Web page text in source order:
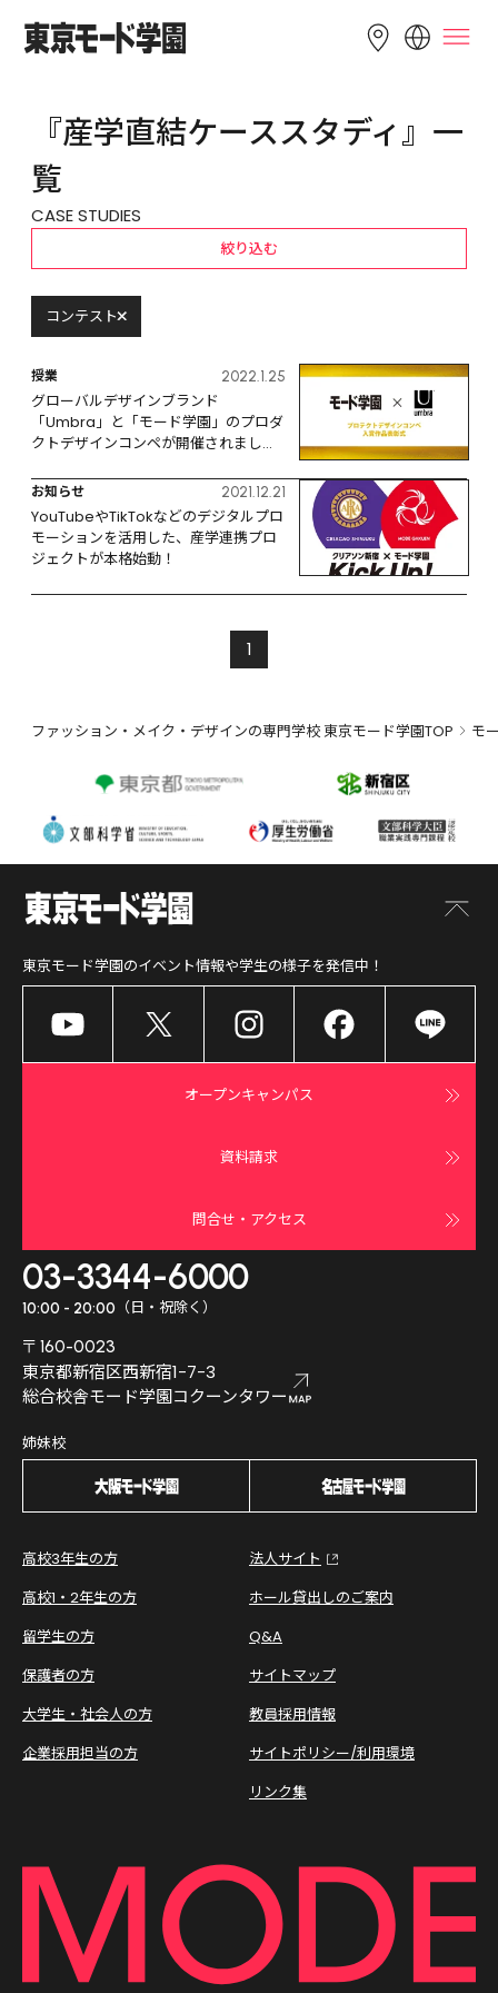
English 简体中文 繁體中文
『産学直結ケーススタディ』一
覧
CASE STUDIES
絞り込む
コンテスト
授業 2022.1.25
グローバルデザインブランド
「Umbra」と「モード学園」のプロダ
クトデザインコンペが開催されまし
お知らせ 2021.12.21
YouTubeやTikTokなどのデジタルプロ
モーションを活用した、産学連携プロ
ジェクトが本格始動！
1
ファッション・メイク・デザインの専門学校 東京モード学園TOP モ
東京モード学園のイベント情報や学生の様子を発信中！
オープンキャンパス
資料請求
問合せ・アクセス
03-3344-6000
10:00 - 20:00 （日・祝除く）
〒160-0023
東京都新宿区西新宿1-7-3
総合校舎モード学園コクーンタワー
姉妹校
高校3年生の方
高校1・2年生の方
留学生の方
保護者の方
大学生・社会人の方
企業採用担当の方
法人サイト
ホール貸出しのご案内
Q&A
サイトマップ
教員採用情報
サイトポリシー/利用環境
リンク集